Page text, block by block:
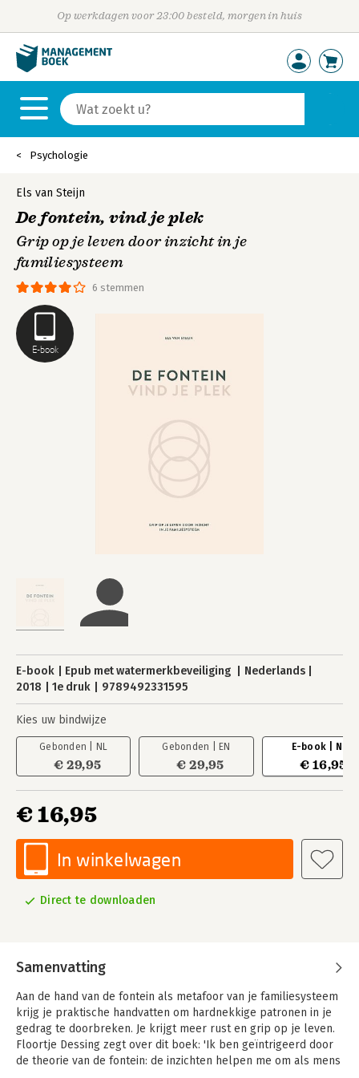
Op werkdagen voor 23:00 besteld, morgen in huis
Psychologie
E-book
6 stemmen
Els van Steijn
De fontein, vind je plek
Grip op je leven door inzicht in je
familiesysteem
E-book Epub met watermerkbeveiliging
Nederlands
2018
1e druk 9789492331595
Kies uw bindwijze
Gebonden | NL
€ 29,95
Gebonden | EN
€ 29,95
E-book | NL
€ 16,95
€ 16,95
In winkelwagen
Direct te downloaden
Samenvatting
Aan de hand van de fontein als metafoor van je familiesysteem
krijg je praktische handvatten om hardnekkige patronen in je
gedrag te doorbreken. Je krijgt meer rust en grip op je leven.
Floortje Dessing zegt over dit boek: 'Ik ben geïntrigeerd door
de theorie van de fontein: de inzichten helpen me om als mens